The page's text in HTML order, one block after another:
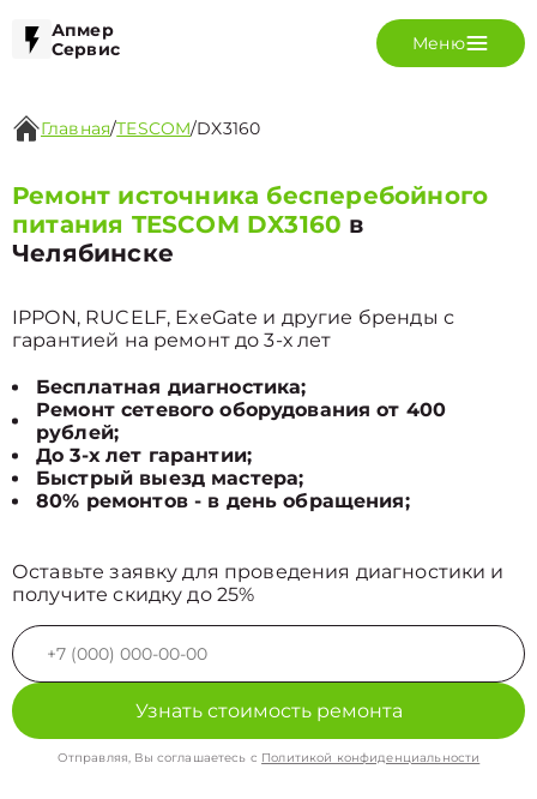
Апмер
Сервис
Меню
Главная/TESCOM/DX3160
Ремонт источника бесперебойного
питания TESCOM DX3160 в
Челябинске
IPPON, RUCELF, ExeGate и другие бренды с
гарантией на ремонт до 3-х лет
Бесплатная диагностика;
Ремонт сетевого оборудования от 400
рублей;
До 3-х лет гарантии;
Быстрый выезд мастера;
80% ремонтов - в день обращения;
Оставьте заявку для проведения диагностики и
получите скидку до 25%
Узнать стоимость ремонта
Отправляя, Вы соглашаетесь с Политикой конфиденциальности